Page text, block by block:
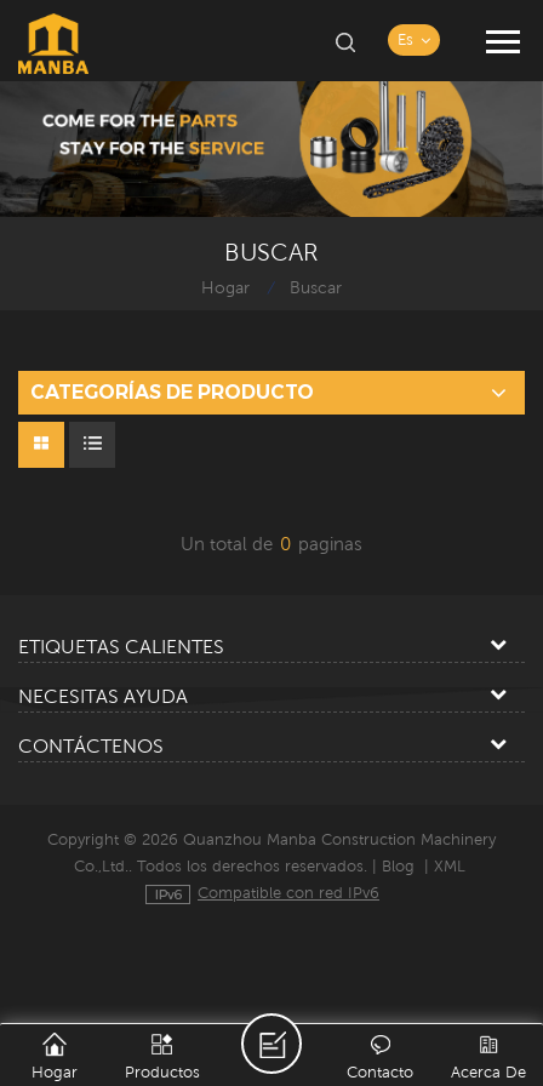
Es
BUSCAR
Hogar / Buscar
CATEGORÍAS DE PRODUCTO
Un total de 0 paginas
ETIQUETAS CALIENTES
NECESITAS AYUDA
CONTÁCTENOS
Copyright © 2026 Quanzhou Manba Construction Machinery
Co.,Ltd.. Todos los derechos reservados. |
Blog
XML
Compatible con red IPv6
Hogar Productos Acerca De
Contacto